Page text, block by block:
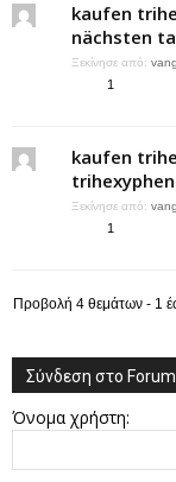
kaufen
nächsten
Ξεκίνησε από:
1
kaufen
Ξεκίνησε από:
1
Προβολή 4 θεμάτων - 1
Σύνδεση στο Forum
Όνομα χρήστη: